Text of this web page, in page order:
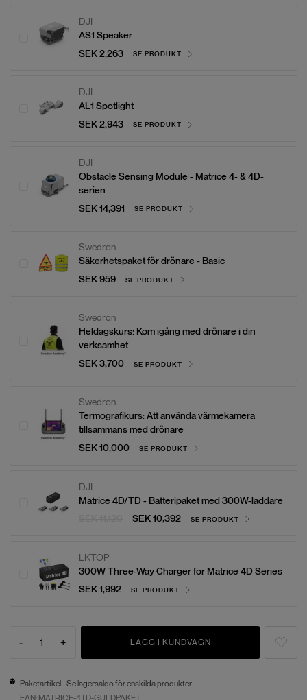
DJI
AS1 Speaker
SEK 2,263
SE PRODUKT
DJI
AL1 Spotlight
SEK 2,943
SE PRODUKT
DJI
Obstacle Sensing Module - Matrice 4- & 4D-
serien
SEK 14,391
SE PRODUKT
Swedron
Säkerhetspaket för drönare - Basic
SEK 959
SE PRODUKT
Swedron
Heldagskurs: Kom igång med drönare i din
verksamhet
SEK 3,700
SE PRODUKT
Swedron
Termografikurs: Att använda värmekamera
tillsammans med drönare
SEK 10,000
SE PRODUKT
DJI
Matrice 4D/TD - Batteripaket med 300W-laddare
SEK 10,392 SE PRODUKT
LKTOP
300W Three-Way Charger for Matrice 4D Series
SEK 1,992
SE PRODUKT
- 1 + LÄGG I KUNDVAGN
Paketartikel - Se lagersaldo för enskilda produkter
EAN: MATRICE-4TD-GULDPAKET